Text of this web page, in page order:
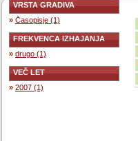
VRSTA GRADIVA
» Časopisje (1)
FREKVENCA IZHAJANJA
» drugo (1)
VEČ LET
» 2007 (1)